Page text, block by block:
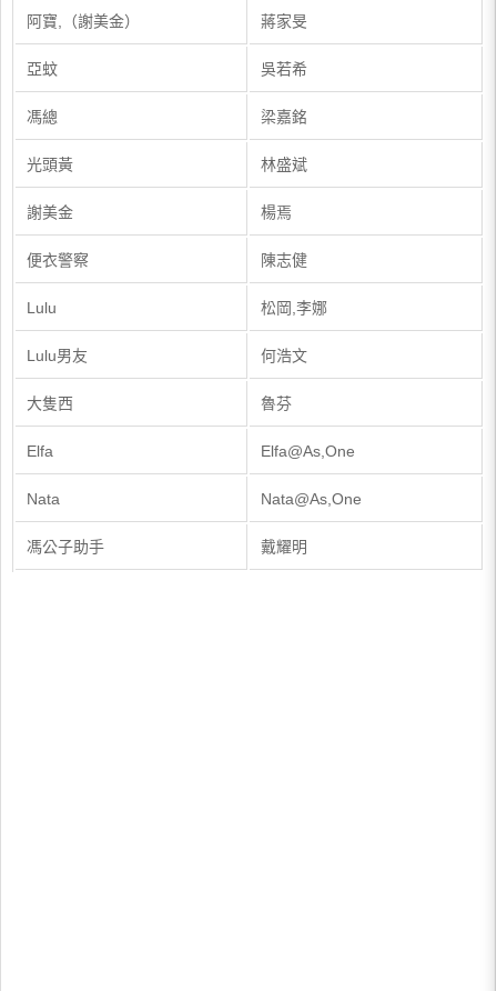
阿寶,（謝美金） 蔣家旻
亞蚊 吳若希
馮總 梁嘉銘
光頭黃 林盛斌
謝美金 楊焉
便衣警察 陳志健
Lulu 松岡,李娜
Lulu男友 何浩文
大隻西 魯芬
Elfa Elfa@As,One
Nata Nata@As,One
馮公子助手 戴耀明